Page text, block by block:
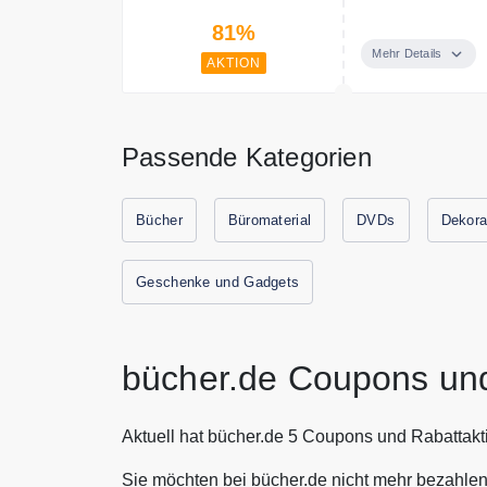
81%
AKTION
noch ein
Thalia gibt es
lange Reisen,
Mehr Details
Passende Kategorien
Bücher Büromaterial DVDs
Geschenke und Gadgets
bücher.de Coupons
Aktuell hat bücher.de 5 Coupons und
Sie möchten bei bücher.de nicht mehr